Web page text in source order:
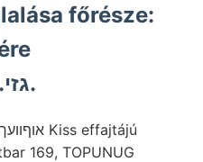
főrésze:
verscehiedenem .גזי.
169, TOPUNUG